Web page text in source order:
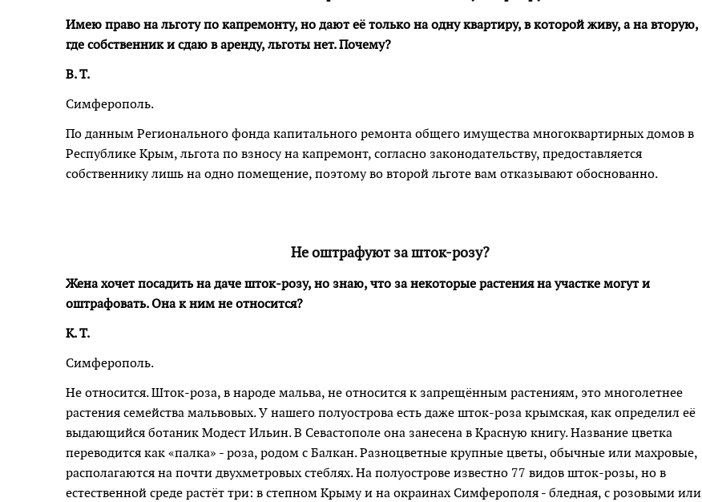
Имею право на льготу по капремонту, но дают её только на одну квартиру, в которой живу, а на вторую,
где собственник и сдаю в аренду, льготы нет. Почему?
В. Т.
Симферополь.
По данным Регионального фонда капитального ремонта общего имущества многоквартирных домов в
Республике Крым, льгота по взносу на капремонт, согласно законодательству, предоставляется
собственнику лишь на одно помещение, поэтому во второй льготе вам отказывают обоснованно.
Не оштрафуют за шток-розу?
Жена хочет посадить на даче шток-розу, но знаю, что за некоторые растения на участке могут и
оштрафовать. Она к ним не относится?
К. Т.
Симферополь.
Не относится. Шток-роза, в народе мальва, не относится к запрещённым растениям, это многолетнее
растения семейства мальвовых. У нашего полуострова есть даже шток-роза крымская, как определил её
выдающийся ботаник Модест Ильин. В Севастополе она занесена в Красную книгу. Название цветка
переводится как «палка» - роза, родом с Балкан. Разноцветные крупные цветы, обычные или махровые,
располагаются на почти двухметровых стеблях. На полуострове известно 77 видов шток-розы, но в
естественной среде растёт три: в степном Крыму и на окраинах Симферополя - бледная, с розовыми или